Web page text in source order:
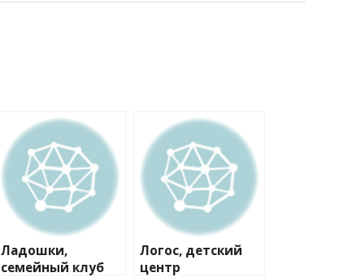
Ладошки,
семейный клуб
Логос, детский
центр